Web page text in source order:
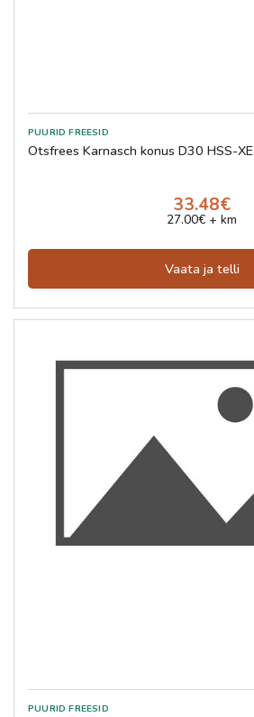
Otsfrees Karnasch konus D30 HSS-XE
33.48€
27.00€ + km
Vaata ja telli